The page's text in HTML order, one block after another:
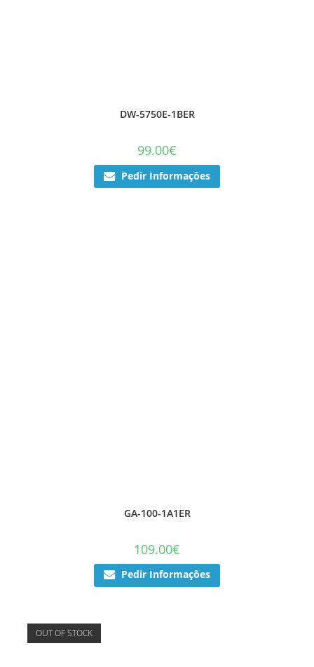
DW-5750E-1BER
99.00€
Pedir Informações
GA-100-1A1ER
109.00€
Pedir Informações
OUT OF STOCK